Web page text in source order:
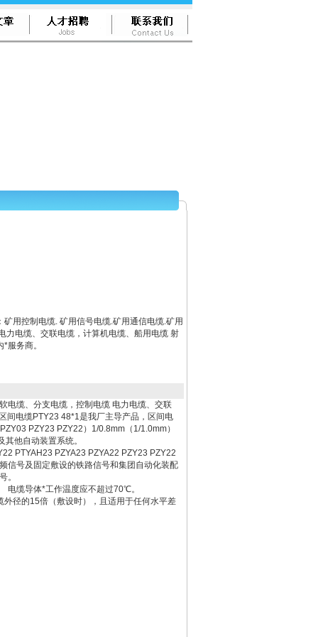
用控制电缆. 矿用信号电缆.矿用通信电缆.矿用
力电缆、交联电缆，计算机电缆、船用电缆 射
服务商。
电缆、分支电缆，控制电缆 电力电缆、交联
间电缆PTY23 48*1是我厂主导产品，区间电
PZY23 PZY22）1/0.8mm（1/1.0mm）
他自动装置系统。
PTYAH23 PZYA23 PZYA22 PZY23 PZY22
号及固定敷设的铁路信号和集团自动化装配
。
电缆导体*工作温度应不超过70℃。
径的15倍（敷设时），且适用于任何水平差